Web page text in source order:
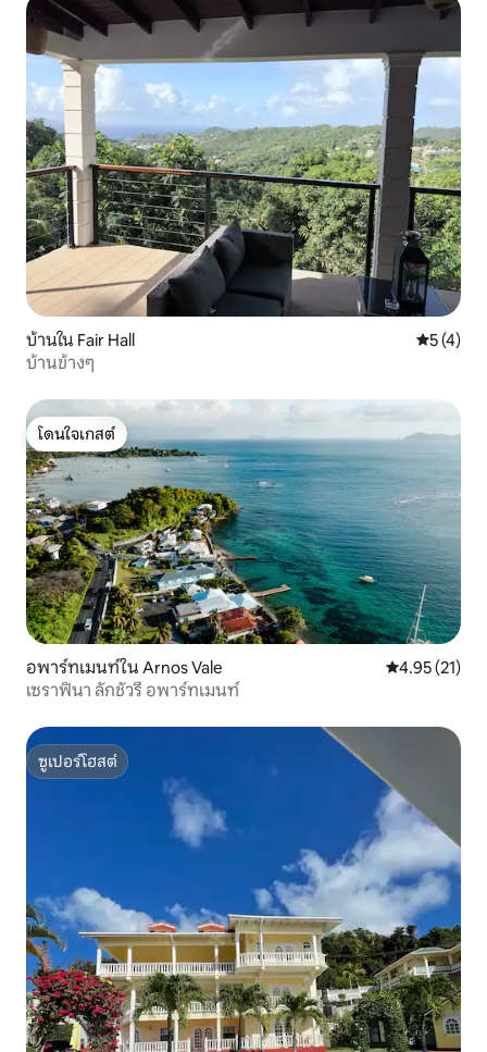
บ้านใน Fair Hall คะแนนเฉ
5 (4)
บ้านข้างๆ
โดนใจเกสต์
โดนใจเกสต์
อพาร์ทเมนท์ใน Arnos Vale คะแนนเฉลี่ย
4.95 (21)
เซราฟินา ลักชัวรี อพาร์ทเมนท์
ซูเปอร์โฮสต์
ซูเปอร์โฮสต์